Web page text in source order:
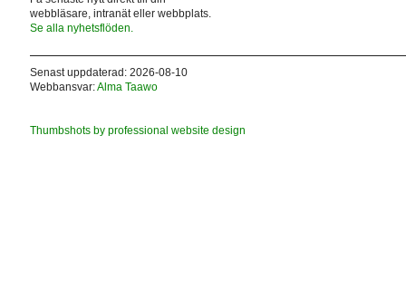
webbläsare, intranät eller webbplats.
Se alla nyhetsflöden.
Senast uppdaterad: 2026-08-10
Webbansvar:Alma Taawo
Thumbshots by professional website design